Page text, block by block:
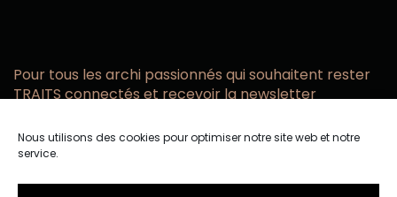
Nous utilisons des cookies pour optimiser notre site web et notre
service.
Pour tous les archi passionnés qui souhaitent rester
TRAITS connectés et recevoir la newsletter
email
confidentialité.